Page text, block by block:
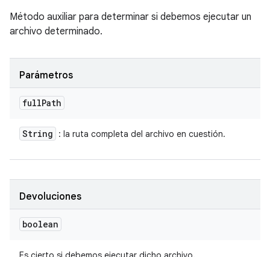
Método auxiliar para determinar si debemos ejecutar un
archivo determinado.
Parámetros
fullPath
String : la ruta completa del archivo en cuestión.
Devoluciones
boolean